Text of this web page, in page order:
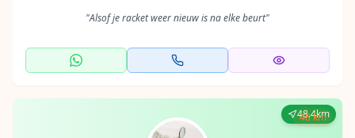
"Alsof je racket weer nieuw is na elke beurt"
48.4km
48 km